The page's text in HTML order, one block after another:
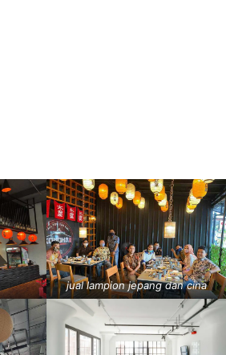
jual lampion jepang dan cina